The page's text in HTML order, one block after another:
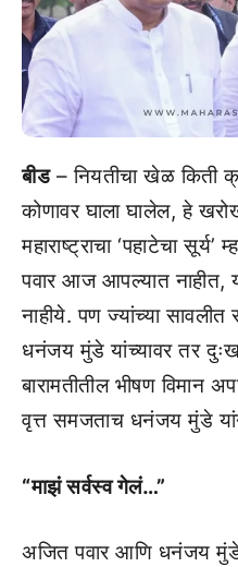
बीड– नियतीचा खेळ किती
कोणावर घाला घालेल, हे
महाराष्ट्राचा ‘पहाटेचा
पवार आज आपल्यात नाहीत,
नाहीये. पण ज्यांच्या सावलीत
धनंजय मुंडे यांच्यावर तर
बारामतीतील भीषण विमान
वृत्त समजताच धनंजय मुंडे
“माझं सर्वस्व गेलं…”
अजित पवार आणि धनंजय